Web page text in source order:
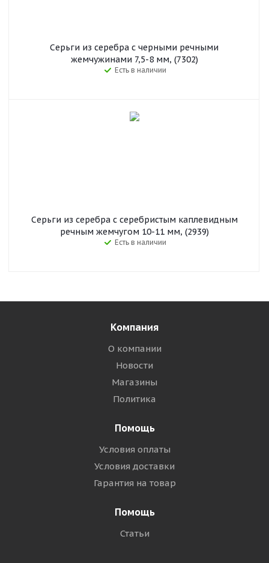
Серьги из серебра с черными речными
жемчужинами 7,5-8 мм, (7302)
Есть в наличии
Серьги из серебра с серебристым каплевидным
речным жемчугом 10-11 мм, (2939)
Есть в наличии
Компания
О компании
Новости
Магазины
Политика
Помощь
Условия оплаты
Условия доставки
Гарантия на товар
Помощь
Статьи